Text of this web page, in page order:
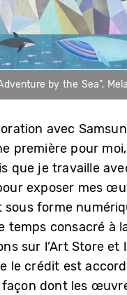
by the Sea”,
avec
première pour moi,
que je travaille
exposer mes
sous forme
temps consacré à
sur l’Art Store et
le crédit est
façon dont les